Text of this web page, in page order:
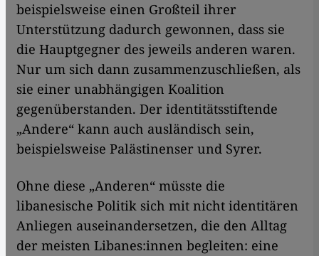
beispielsweise einen Großteil ihrer
Unterstützung dadurch gewonnen, dass sie
die Hauptgegner des jeweils anderen waren.
Nur um sich dann zusammenzuschließen, als
sie einer unabhängigen Koalition
gegenüberstanden. Der identitätsstiftende
„Andere“ kann auch ausländisch sein,
beispielsweise Palästinenser und Syrer.
Ohne diese „Anderen“ müsste die
libanesische Politik sich mit nicht identitären
Anliegen auseinandersetzen, die den Alltag
der meisten Libanes:innen begleiten: eine